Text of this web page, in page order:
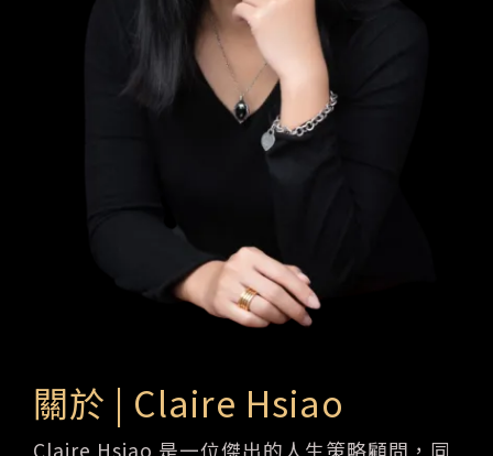
關於 | Claire Hsiao
Claire Hsiao 是一位傑出的人生策略顧問，同